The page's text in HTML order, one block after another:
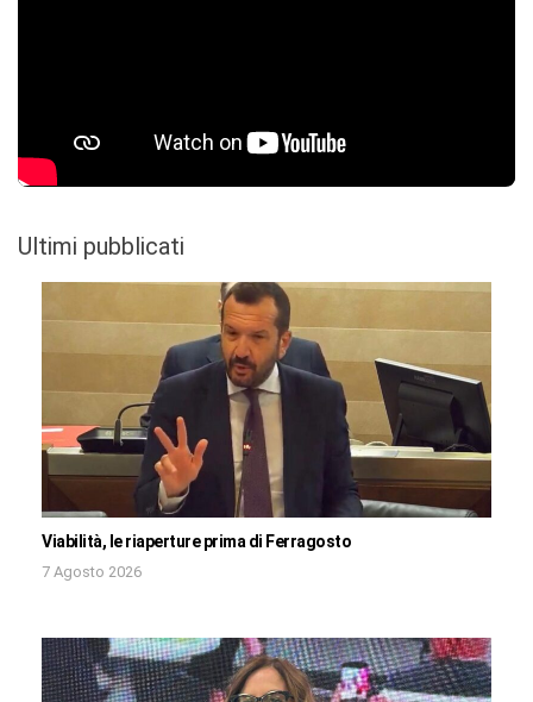
Ultimi pubblicati
Viabilità, le riaperture prima di Ferragosto
7 Agosto 2026